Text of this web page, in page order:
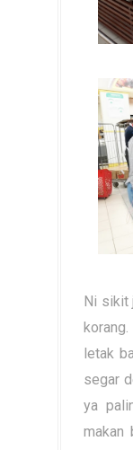
Ni sikit
letak
segar
ya
makan